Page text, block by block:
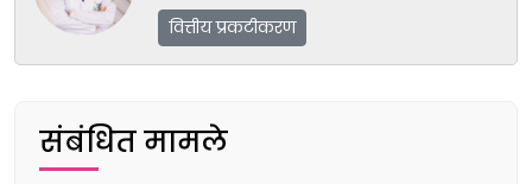
वित्तीय प्रकटीकरण
संबंधित मामले